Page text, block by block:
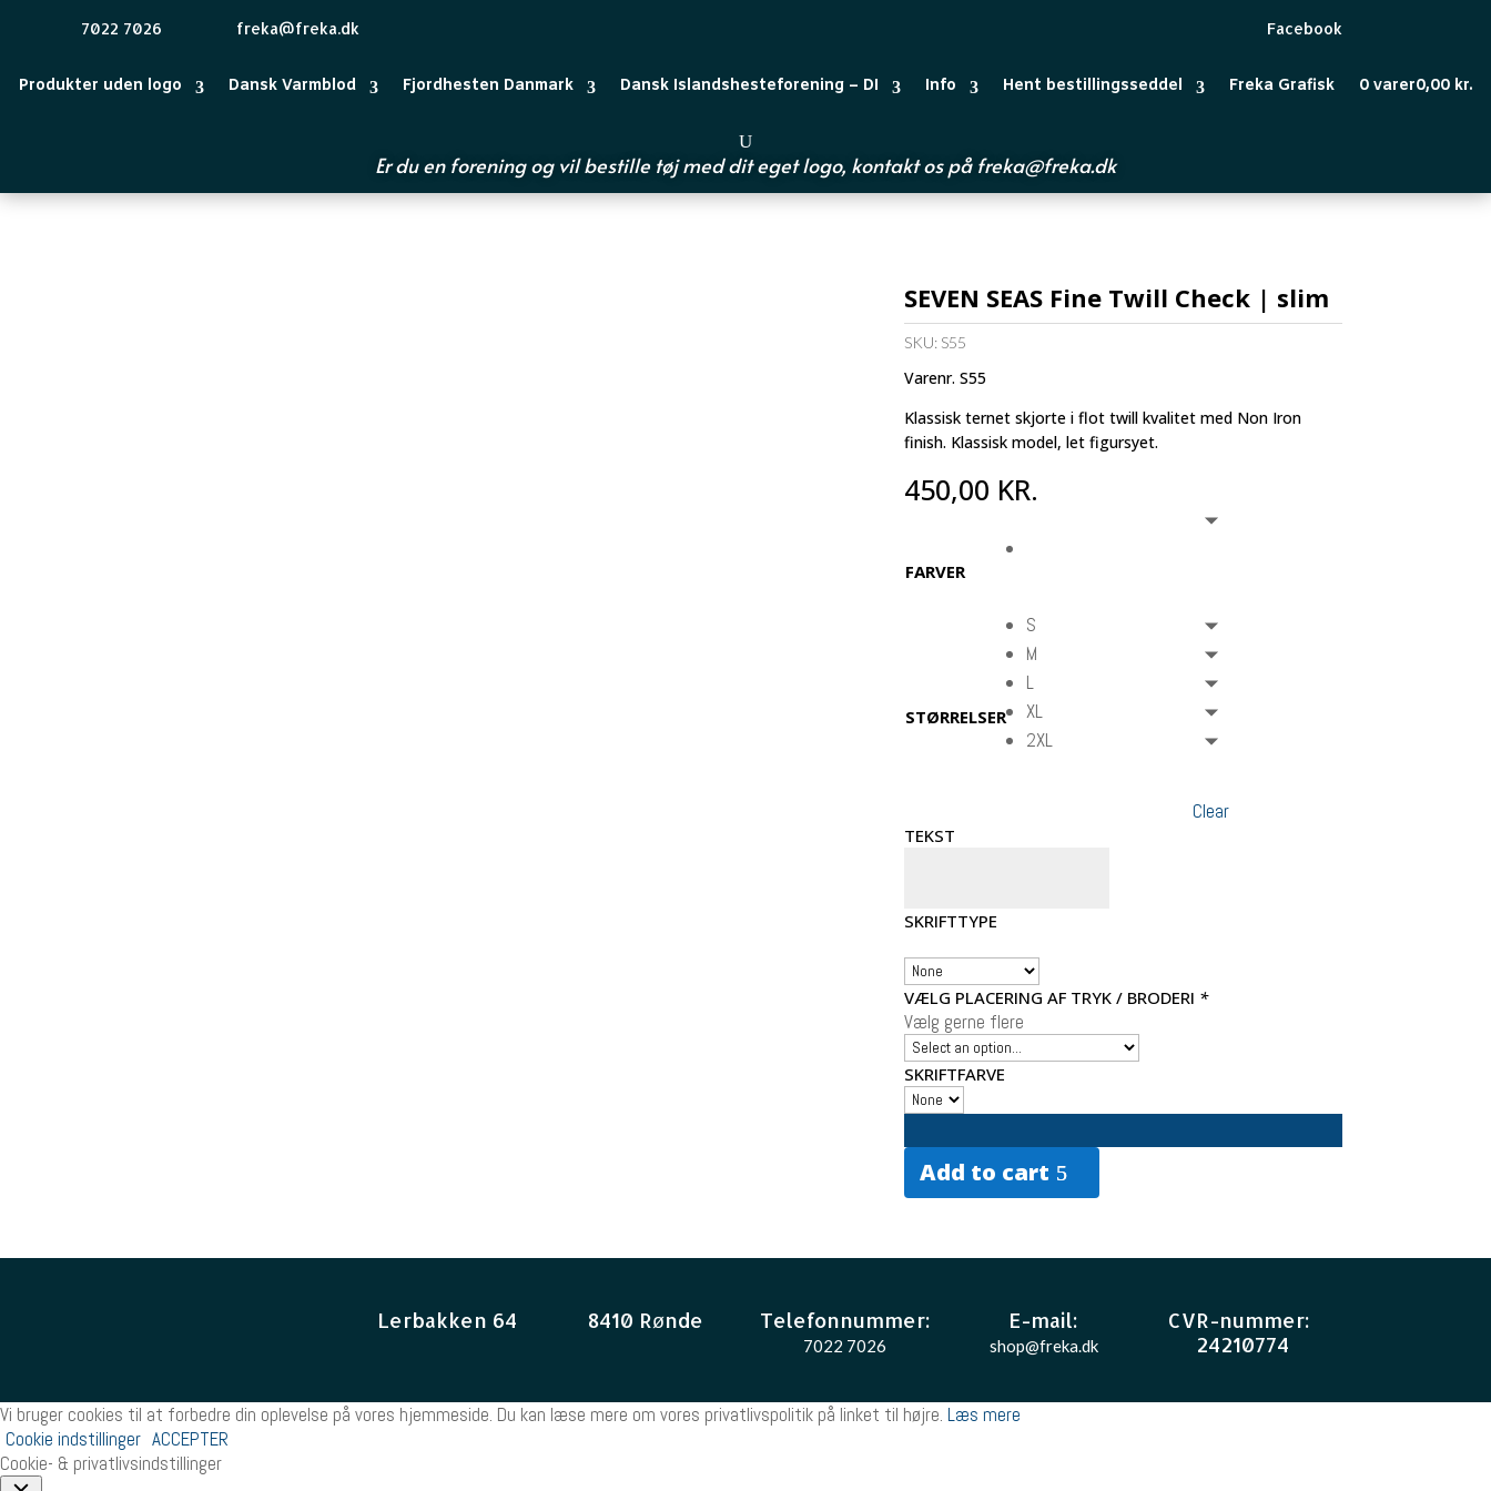
7022 7026 freka@freka.dk Facebook
Produkter uden logo Dansk Varmblod Fjordhesten Danmark Dansk Islandshesteforening – DI Info Hent bestillingsseddel Freka Grafisk 0 varer0,00 kr.
Er du en forening og vil bestille tøj med dit eget logo, kontakt os på freka@freka.dk
SEVEN SEAS Fine Twill Check | slim
SKU: S55
Varenr. S55
Klassisk ternet skjorte i flot twill kvalitet med Non Iron
finish. Klassisk model, let figursyet.
450,00 KR.
FARVER
STØRRELSER
S
M
L
XL
2XL
Clear
TEKST
SKRIFTTYPE
VÆLG PLACERING AF TRYK / BRODERI *
Vælg gerne flere
SKRIFTFARVE
Add to cart
Lerbakken 64 8410 Rønde Telefonnummer:
7022 7026
E-mail:
shop@freka.dk
CVR-nummer:
24210774
Vi bruger cookies til at forbedre din oplevelse på vores hjemmeside. Du kan læse mere om vores privatlivspolitik på linket til højre. Læs mere
Cookie indstillinger ACCEPTER
Cookie- & privatlivsindstillinger